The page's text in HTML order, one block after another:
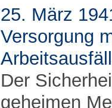
25. März
Versorgung
Der
geheimen